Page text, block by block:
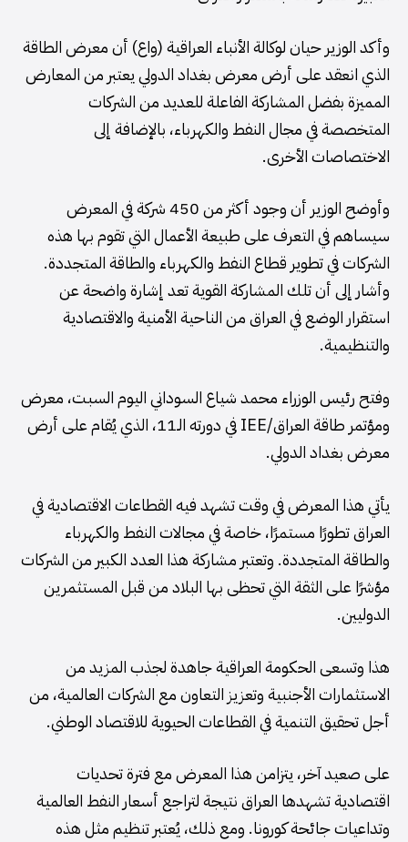
وأكد الوزير حيان لوكالة الأنباء العراقية (واع) أن معرض الطاقة
الذي انعقد على أرض معرض بغداد الدولي يعتبر من المعارض
المميزة بفضل المشاركة الفاعلة للعديد من الشركات
المتخصصة في مجال النفط والكهرباء، بالإضافة إلى
الاختصاصات الأخرى.
وأوضح الوزير أن وجود أكثر من 450 شركة في المعرض
سيساهم في التعرف على طبيعة الأعمال التي تقوم بها هذه
الشركات في تطوير قطاع النفط والكهرباء والطاقة المتجددة.
وأشار إلى أن تلك المشاركة القوية تعد إشارة واضحة عن
استقرار الوضع في العراق من الناحية الأمنية والاقتصادية
والتنظيمية.
وفتح رئيس الوزراء محمد شياع السوداني اليوم السبت، معرض
ومؤتمر طاقة العراق/IEE في دورته الـ11، الذي يُقام على أرض
معرض بغداد الدولي.
يأتي هذا المعرض في وقت تشهد فيه القطاعات الاقتصادية في
العراق تطورًا مستمرًا، خاصة في مجالات النفط والكهرباء
والطاقة المتجددة. وتعتبر مشاركة هذا العدد الكبير من الشركات
مؤشرًا على الثقة التي تحظى بها البلاد من قبل المستثمرين
الدوليين.
هذا وتسعى الحكومة العراقية جاهدة لجذب المزيد من
الاستثمارات الأجنبية وتعزيز التعاون مع الشركات العالمية، من
أجل تحقيق التنمية في القطاعات الحيوية للاقتصاد الوطني.
على صعيد آخر، يتزامن هذا المعرض مع فترة تحديات
اقتصادية تشهدها العراق نتيجة لتراجع أسعار النفط العالمية
وتداعيات جائحة كورونا. ومع ذلك، يُعتبر تنظيم مثل هذه